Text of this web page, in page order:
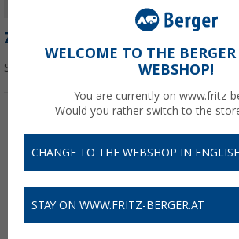
ZOCH
Sortieren:
WELCOME TO THE
WEBSHOP!
You are currently on www.fritz-
Would you rather switch to the
CHANGE TO THE WEBSHOP IN
STAY ON WWW.FRITZ-BERGER.AT